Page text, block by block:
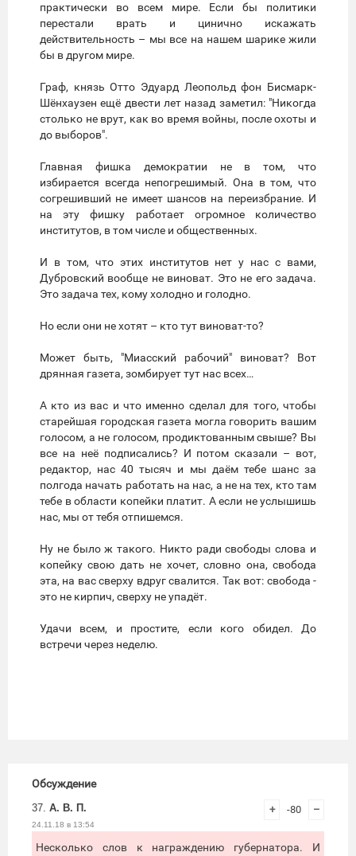
практически во всем мире. Если бы политики
перестали врать и цинично искажать
действительность – мы все на нашем шарике жили
бы в другом мире.
Граф, князь Отто Эдуард Леопольд фон Бисмарк-
Шёнхаузен ещё двести лет назад заметил: "Никогда
столько не врут, как во время войны, после охоты и
до выборов".
Главная фишка демократии не в том, что
избирается всегда непогрешимый. Она в том, что
согрешивший не имеет шансов на переизбрание. И
на эту фишку работает огромное количество
институтов, в том числе и общественных.
И в том, что этих институтов нет у нас с вами,
Дубровский вообще не виноват. Это не его задача.
Это задача тех, кому холодно и голодно.
Но если они не хотят – кто тут виноват-то?
Может быть, "Миасский рабочий" виноват? Вот
дрянная газета, зомбирует тут нас всех…
А кто из вас и что именно сделал для того, чтобы
старейшая городская газета могла говорить вашим
голосом, а не голосом, продиктованным свыше? Вы
все на неё подписались? И потом сказали – вот,
редактор, нас 40 тысяч и мы даём тебе шанс за
полгода начать работать на нас, а не на тех, кто там
тебе в области копейки платит. А если не услышишь
нас, мы от тебя отпишемся.
Ну не было ж такого. Никто ради свободы слова и
копейку свою дать не хочет, словно она, свобода
эта, на вас сверху вдруг свалится. Так вот: свобода -
это не кирпич, сверху не упадёт.
Удачи всем, и простите, если кого обидел. До
встречи через неделю.
Обсуждение
37. А. В. П.
24.11.18 в 13:54
+ -80 –
Несколько слов к награждению губернатора. И